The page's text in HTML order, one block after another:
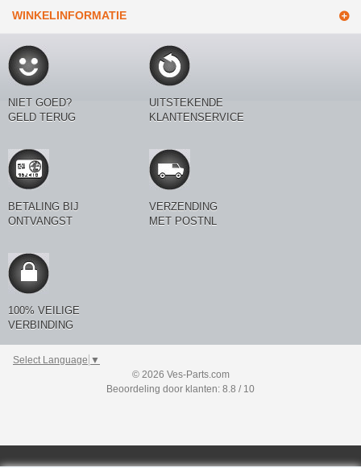
WINKELINFORMATIE
NIET GOED?
GELD TERUG
UITSTEKENDE
KLANTENSERVICE
BETALING BIJ
ONTVANGST
VERZENDING
MET POSTNL
100% VEILIGE
VERBINDING
Select Language ▼
© 2026 Ves-Parts.com
Beoordeling door klanten: 8.8 / 10